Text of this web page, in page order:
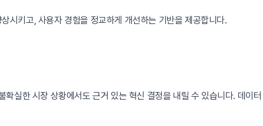
시키고, 사용자 경험을 정교하게 개선하는 기반을 제공합니다.
실한 시장 상황에서도 근거 있는 혁신 결정을 내릴 수 있습니다. 데이